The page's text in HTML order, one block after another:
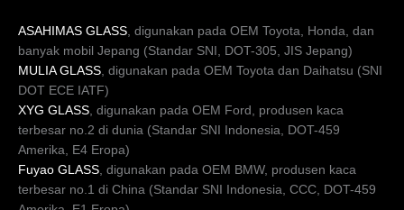
ASAHIMAS GLASS, digunakan pada OEM Toyota, Honda, dan
banyak mobil Jepang (Standar SNI, DOT-305, JIS Jepang)
MULIA GLASS, digunakan pada OEM Toyota dan Daihatsu (SNI
DOT ECE IATF)
XYG GLASS, digunakan pada OEM Ford, produsen kaca
terbesar no.2 di dunia (Standar SNI Indonesia, DOT-459
Amerika, E4 Eropa)
Fuyao GLASS, digunakan pada OEM BMW, produsen kaca
terbesar no.1 di China (Standar SNI Indonesia, CCC, DOT-459